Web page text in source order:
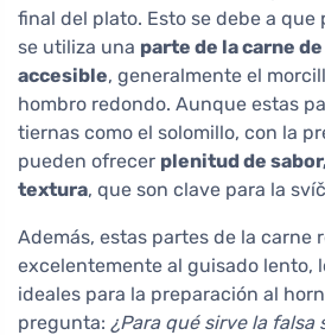
final del plato. Esto se debe a que
se utiliza una parte de la carne
accesible, generalmente el
hombro redondo. Aunque estas
tiernas como el solomillo, con la
pueden ofrecer plenitud de
textura, que son clave para la
Además, estas partes de la carne
excelentemente al guisado lento,
ideales para la preparación al
pregunta: ¿Para qué sirve la falsa